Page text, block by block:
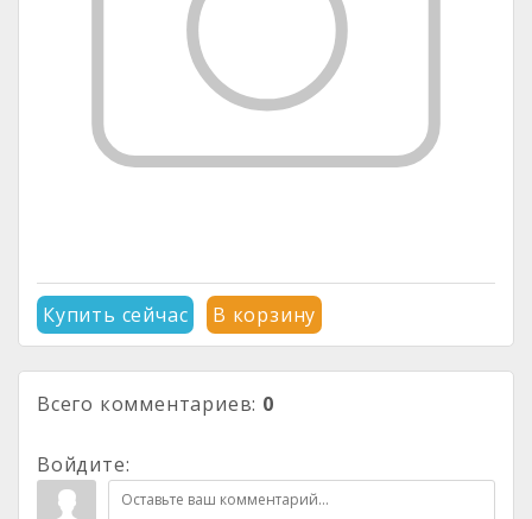
Купить сейчас В корзину
Всего комментариев: 0
Войдите: